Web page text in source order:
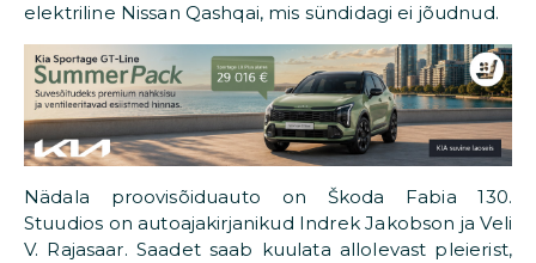
elektriline Nissan Qashqai, mis sündidagi ei jõudnud.
Nädala proovisõiduauto on Škoda Fabia 130.
Stuudios on autoajakirjanikud Indrek Jakobson ja Veli
V. Rajasaar. Saadet saab kuulata allolevast pleierist,